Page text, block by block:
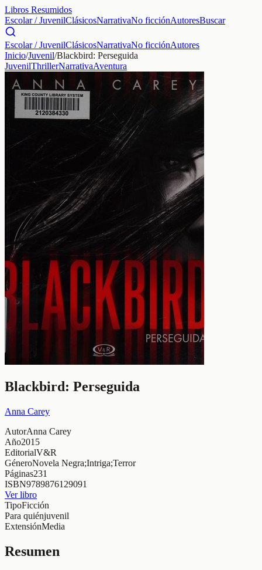
Libros Resumidos
Escolar / JuvenilClásicosNarrativaNo ficciónAutoresBuscar
Escolar / JuvenilClásicosNarrativaNo ficciónAutores
Inicio/Juvenil/Blackbird: Perseguida
JuvenilThrillerNarrativaAventura
Blackbird: Perseguida
Anna Carey
AutorAnna Carey
Año2015
EditorialV&R
GéneroNovela Negra;Intriga;Terror
Páginas231
ISBN9789876129091
Ver libro
TipoFicción
Para quiénjuvenil
ExtensiónMedia
Resumen